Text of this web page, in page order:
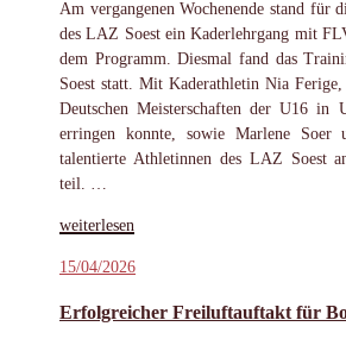
Am vergangenen Wochenende stand für
des LAZ Soest ein Kaderlehrgang mit
dem Programm. Diesmal fand das
Soest statt. Mit Kaderathletin Nia
Deutschen Meisterschaften der U16 in
erringen konnte, sowie Marlene Soer
talentierte Athletinnen des LAZ Soest
teil. …
„Kadertraining
in
weiterlesen
Veröffentlicht
15/04/2026
Erfolgreicher Freiluftauftakt für